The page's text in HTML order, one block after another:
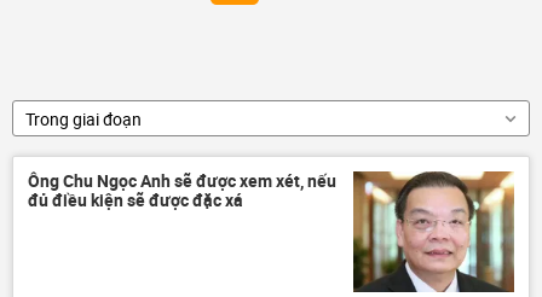
Trong giai đoạn
Ông Chu Ngọc Anh sẽ được xem xét, nếu
đủ điều kiện sẽ được đặc xá